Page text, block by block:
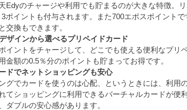
Edyのチャージや利用でも貯まるのが大きな特徴。
3ポイントも付与されます。また700エポスポイント
交換もできます。
ザインから選べるプリペイドカード
イントをチャージして、どこでも使える便利なプリ
金額の0.5％分のポイントも貯まってお得です。
ドでネットショッピングも安心
グでカードを使うのは心配、というときには、利用
てショッピングに利用できるバーチャルカードが便
ダブルの安心感があります。